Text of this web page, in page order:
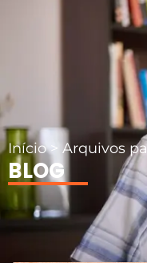
Início> Arquivos
BLOG